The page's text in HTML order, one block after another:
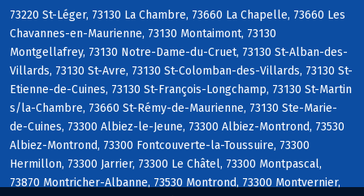
73220 St-Léger, 73130 La Chambre, 73660 La Chapelle, 73660 Les
Chavannes-en-Maurienne, 73130 Montaimont, 73130
Montgellafrey, 73130 Notre-Dame-du-Cruet, 73130 St-Alban-des-
Villards, 73130 St-Avre, 73130 St-Colomban-des-Villards, 73130 St-
Etienne-de-Cuines, 73130 St-François-Longchamp, 73130 St-Martin
s/la-Chambre, 73660 St-Rémy-de-Maurienne, 73130 Ste-Marie-
de-Cuines, 73300 Albiez-le-Jeune, 73300 Albiez-Montrond, 73530
Albiez-Montrond, 73300 Fontcouverte-la-Toussuire, 73300
Hermillon, 73300 Jarrier, 73300 Le Châtel, 73300 Montpascal,
73870 Montricher-Albanne, 73530 Montrond, 73300 Montvernier,